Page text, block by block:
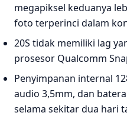
megapiksel keduanya
foto terperinci dalam
20S tidak memiliki lag
prosesor Qualcomm
Penyimpanan internal
audio 3,5mm, dan
selama sekitar dua hari